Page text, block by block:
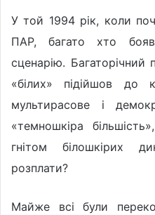
У той 1994 рік, коли
ПАР, багато хто
сценарію. Багаторічний
«білих» підійшов до
мультирасове і
«темношкіра
гнітом білошкірих
розплати?
Майже всі були